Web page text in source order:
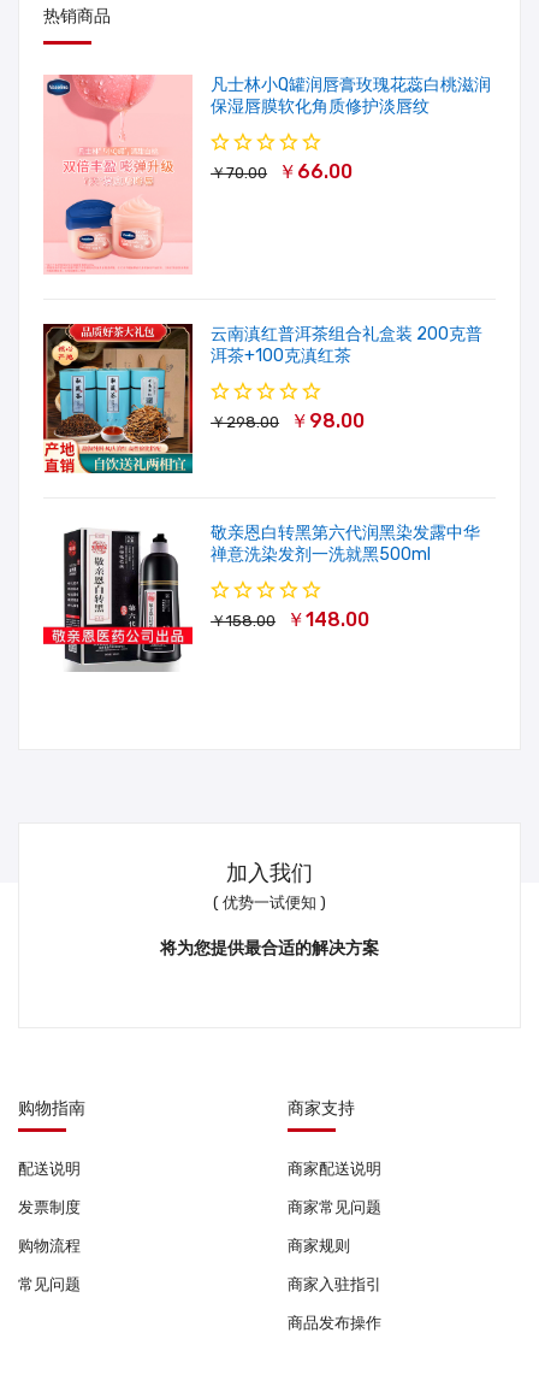
热销商品
凡士林小Q罐润唇膏玫瑰花蕊白桃滋润
保湿唇膜软化角质修护淡唇纹
￥70.00 ￥66.00
云南滇红普洱茶组合礼盒装 200克普
洱茶+100克滇红茶
￥298.00 ￥98.00
敬亲恩白转黑第六代润黑染发露中华
禅意洗染发剂一洗就黑500ml
￥158.00 ￥148.00
加入我们
( 优势一试便知 )
将为您提供最合适的解决方案
购物指南
配送说明
发票制度
购物流程
常见问题
商家支持
商家配送说明
商家常见问题
商家规则
商家入驻指引
商品发布操作